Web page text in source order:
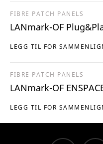
LEGG TIL FOR
FIBRE PATCH PANELS
LANmark-OF
LEGG TIL FOR
FIBRE PATCH PANELS
LANmark-OF